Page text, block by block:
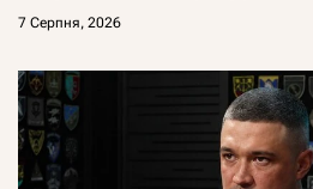
7 Серпня, 2026